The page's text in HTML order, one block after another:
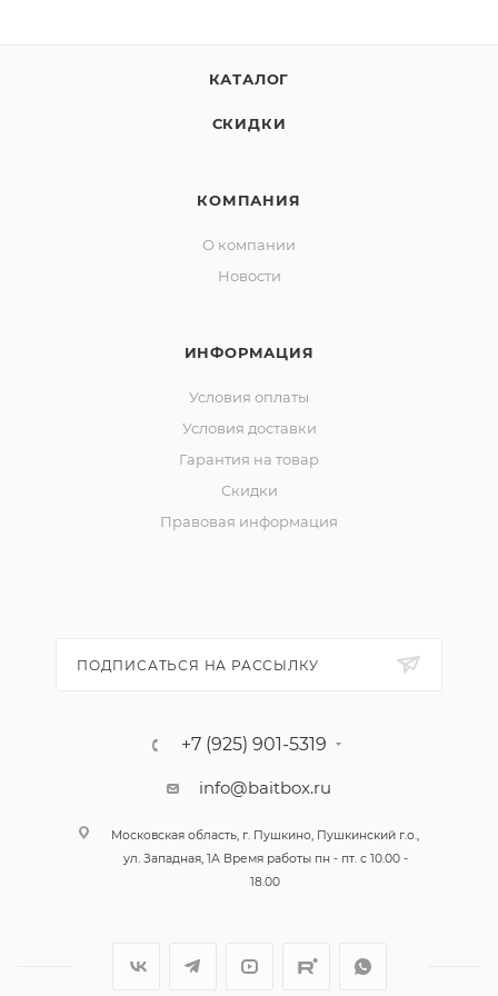
свалах, этот виброхвост станет вашим главным
профессионального спиннингиста, где каждая
КАТАЛОГ
СКИДКИ
КОМПАНИЯ
О компании
Новости
ИНФОРМАЦИЯ
Условия оплаты
Условия доставки
Гарантия на товар
Скидки
Правовая информация
ПОДПИСАТЬСЯ НА РАССЫЛКУ
+7 (925) 901-5319
info@baitbox.ru
Московская область, г. Пушкино, Пушкинский г.о.,
ул. Западная, 1А Время работы пн - пт. с 10.00 -
18.00